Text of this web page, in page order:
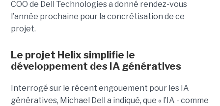
COO de Dell Technologies a donné rendez-vous
l’année prochaine pour la concrétisation de ce
projet.
Le projet Helix simplifie le
développement des IA génératives
Interrogé sur le récent engouement pour les IA
génératives, Michael Dell a indiqué, que « l’IA - comme